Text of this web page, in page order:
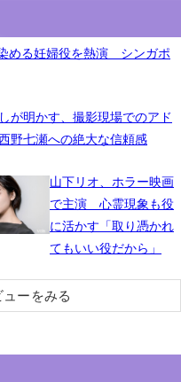
める妊婦役を熱演 シンガポ
が明かす、撮影現場でのアド
野七瀬への絶大な信頼感
山下リオ、ホラー映画
で主演 心霊現象も役
に活かす「取り憑かれ
てもいい役だから」
ーをみる